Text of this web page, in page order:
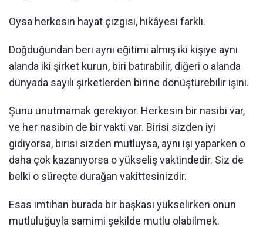
Oysa herkesin hayat çizgisi, hikâyesi farklı.
Doğduğundan beri aynı eğitimi almış iki kişiye aynı
alanda iki şirket kurun, biri batırabilir, diğeri o alanda
dünyada sayılı şirketlerden birine dönüştürebilir işini.
Şunu unutmamak gerekiyor. Herkesin bir nasibi var,
ve her nasibin de bir vakti var. Birisi sizden iyi
gidiyorsa, birisi sizden mutluysa, aynı işi yaparken o
daha çok kazanıyorsa o yükseliş vaktindedir. Siz de
belki o süreçte durağan vakittesinizdir.
Esas imtihan burada bir başkası yükselirken onun
mutluluğuyla samimi şekilde mutlu olabilmek.